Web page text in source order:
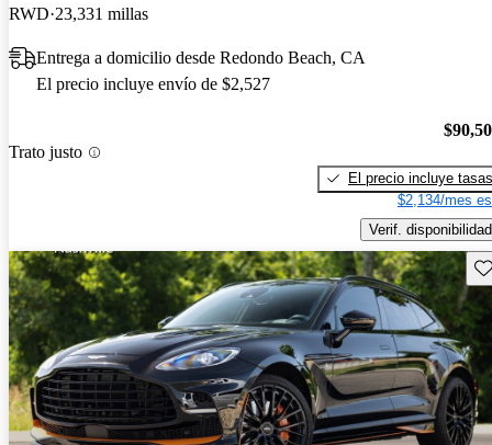
RWD 23,331 millas
Entrega a domicilio desde Redondo Beach, CA
El precio incluye envío de $2,527
Trato justo
El precio incluye tasas
$2,134/mes
Verif. disponibilidad